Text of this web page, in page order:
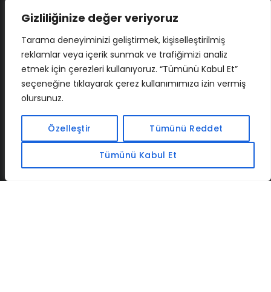
Gizliliğinize değer veriyoruz
Tarama deneyiminizi geliştirmek, kişiselleştirilmiş
reklamlar veya içerik sunmak ve trafiğimizi analiz
etmek için çerezleri kullanıyoruz. “Tümünü Kabul Et”
seçeneğine tıklayarak çerez kullanımımıza izin vermiş
olursunuz.
Özelleştir Tümünü Reddet
Tümünü Kabul Et
İLETIŞIM BAF CADSOFTUSA MAXIMUMPCGUIDES